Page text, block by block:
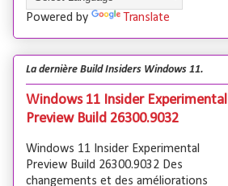
Powered by Translate
La dernière Build Insiders Windows 11.
Windows 11 Insider Experimental
Preview Build 26300.9032
Windows 11 Insider Experimental
Preview Build 26300.9032 Des
changements et des améliorations